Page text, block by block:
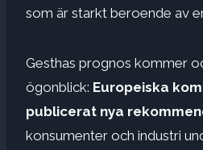
som är starkt beroende av
Gesthas prognos kommer
ögonblick: Europeiska
publicerat nya
konsumenter och industri